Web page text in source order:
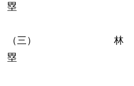
塁
（三） 林 ４－
塁